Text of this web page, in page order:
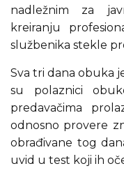
nadležnim za
kreiranju
službenika stekle
Sva tri dana obuka
su polaznici
predavačima
odnosno provere
obrađivane tog
uvid u test koji ih